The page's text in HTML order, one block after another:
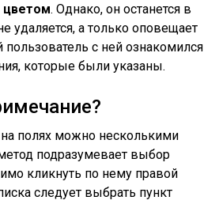
цветом. Однако, он останется в
удаляется, а только оповещает
пользователь с ней ознакомился
которые были указаны.
полях можно несколькими
подразумевает выбор
кликнуть по нему правой
следует выбрать пункт